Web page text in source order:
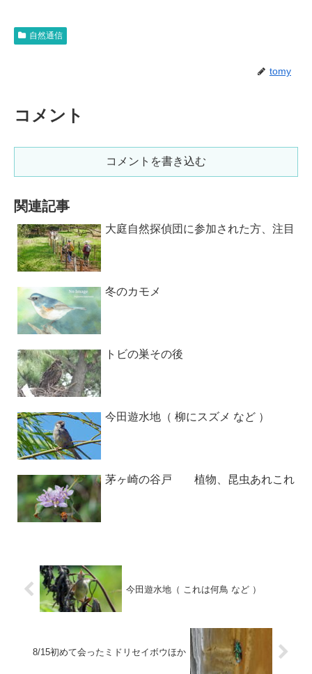
自然通信
tomy
コメント
コメントを書き込む
関連記事
大庭自然探偵団に参加された方、注目
冬のカモメ
トビの巣その後
今田遊水地（ 柳にスズメ など ）
茅ヶ崎の谷戸 植物、昆虫あれこれ
今田遊水地（ これは何鳥 など ）
8/15初めて会ったミドリセイボウほか